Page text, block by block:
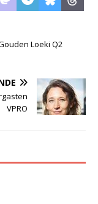
Loeki Q2
VPRO